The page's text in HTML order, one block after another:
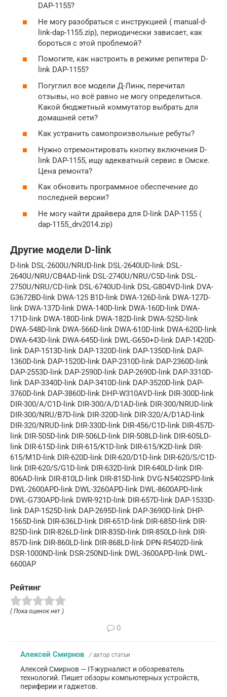
DAP-1155?
Не могу разобраться с инструкцией ( manual-d-
link-dap-1155.zip), периодически зависает, как
бороться с этой проблемой?
Помогите, как настроить в режиме репитера D-
link DAP-1155?
Погуглил все модели Д-Линк, перечитал
отзывы, но всё равно не могу определиться.
Какой бюджетный коммутатор выбрать для
домашней сети?
Как устранить самопроизвольные ребуты?
Нужно отремонтировать кнопку включения D-
link DAP-1155, ищу адекватный сервис в Омске.
Цена ремонта?
Как обновить программное обеспечение до
последней версии?
Не могу найти драйвера для D-link DAP-1155 (
dap-1155_drv2014.zip)
Другие модели D-link
D-link DSL-2600U/NRUD-link DSL-2640UD-link DSL-
2640U/NRU/CB4AD-link DSL-2740U/NRU/C5D-link DSL-
2750U/NRU/CD-link DSL-6740UD-link DSL-G804VD-link DVA-
G3672BD-link DWA-125 B1D-link DWA-126D-link DWA-127D-
link DWA-137D-link DWA-140D-link DWA-160D-link DWA-
171D-link DWA-180D-link DWA-182D-link DWA-525D-link
DWA-548D-link DWA-566D-link DWA-610D-link DWA-620D-link
DWA-643D-link DWA-645D-link DWL-G650+D-link DAP-1420D-
link DAP-1513D-link DAP-1320D-link DAP-1350D-link DAP-
1360D-link DAP-1520D-link DAP-2310D-link DAP-2360D-link
DAP-2553D-link DAP-2590D-link DAP-2690D-link DAP-3310D-
link DAP-3340D-link DAP-3410D-link DAP-3520D-link DAP-
3760D-link DAP-3860D-link DHP-W310AVD-link DIR-300D-link
DIR-300/A/C1D-link DIR-300/A/D1AD-link DIR-300/NRUD-link
DIR-300/NRU/B7D-link DIR-320D-link DIR-320/A/D1AD-link
DIR-320/NRUD-link DIR-330D-link DIR-456/C1D-link DIR-457D-
link DIR-505D-link DIR-506LD-link DIR-508LD-link DIR-605LD-
link DIR-615D-link DIR-615/K1D-link DIR-615/K2D-link DIR-
615/M1D-link DIR-620D-link DIR-620/D1D-link DIR-620/S/C1D-
link DIR-620/S/G1D-link DIR-632D-link DIR-640LD-link DIR-
806AD-link DIR-810LD-link DIR-815D-link DVG-N5402SPD-link
DWL-2600APD-link DWL-3260APD-link DWL-8600APD-link
DWL-G730APD-link DWR-921D-link DIR-657D-link DAP-1533D-
link DAP-1525D-link DAP-2695D-link DAP-3690D-link DHP-
1565D-link DIR-636LD-link DIR-651D-link DIR-685D-link DIR-
825D-link DIR-826LD-link DIR-835D-link DIR-850LD-link DIR-
857D-link DIR-860LD-link DIR-868LD-link DPN-R5402D-link
DSR-1000ND-link DSR-250ND-link DWL-3600APD-link DWL-
6600AP
Рейтинг
( Пока оценок нет )
0
Алексей Смирнов / автор статьи
Алексей Смирнов — IT-журналист и обозреватель
технологий. Пишет обзоры компьютерных устройств,
периферии и гаджетов.